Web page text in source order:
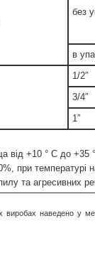
без
в
1/2″
3/4″
1″
від +10 ° С до +35
при
та агресивних
наведено у